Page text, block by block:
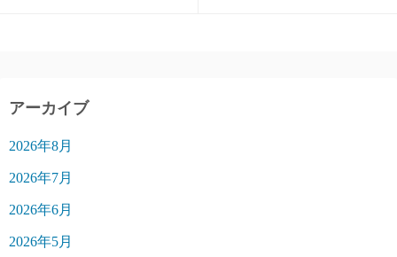
アーカイブ
2026年8月
2026年7月
2026年6月
2026年5月